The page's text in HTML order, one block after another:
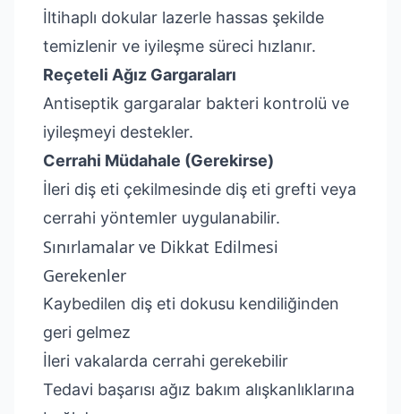
İltihaplı dokular lazerle hassas şekilde
temizlenir ve iyileşme süreci hızlanır.
Reçeteli Ağız Gargaraları
Antiseptik gargaralar bakteri kontrolü ve
iyileşmeyi destekler.
Cerrahi Müdahale (Gerekirse)
İleri diş eti çekilmesinde diş eti grefti veya
cerrahi yöntemler uygulanabilir.
Sınırlamalar ve Dikkat Edilmesi
Gerekenler
Kaybedilen diş eti dokusu kendiliğinden
geri gelmez
İleri vakalarda cerrahi gerekebilir
Tedavi başarısı ağız bakım alışkanlıklarına